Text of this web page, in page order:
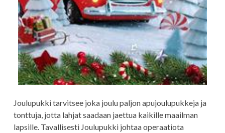
Joulupukki tarvitsee joka joulu paljon apujoulupukkeja ja
tonttuja, jotta lahjat saadaan jaettua kaikille maailman
lapsille. Tavallisesti Joulupukki johtaa operaatiota